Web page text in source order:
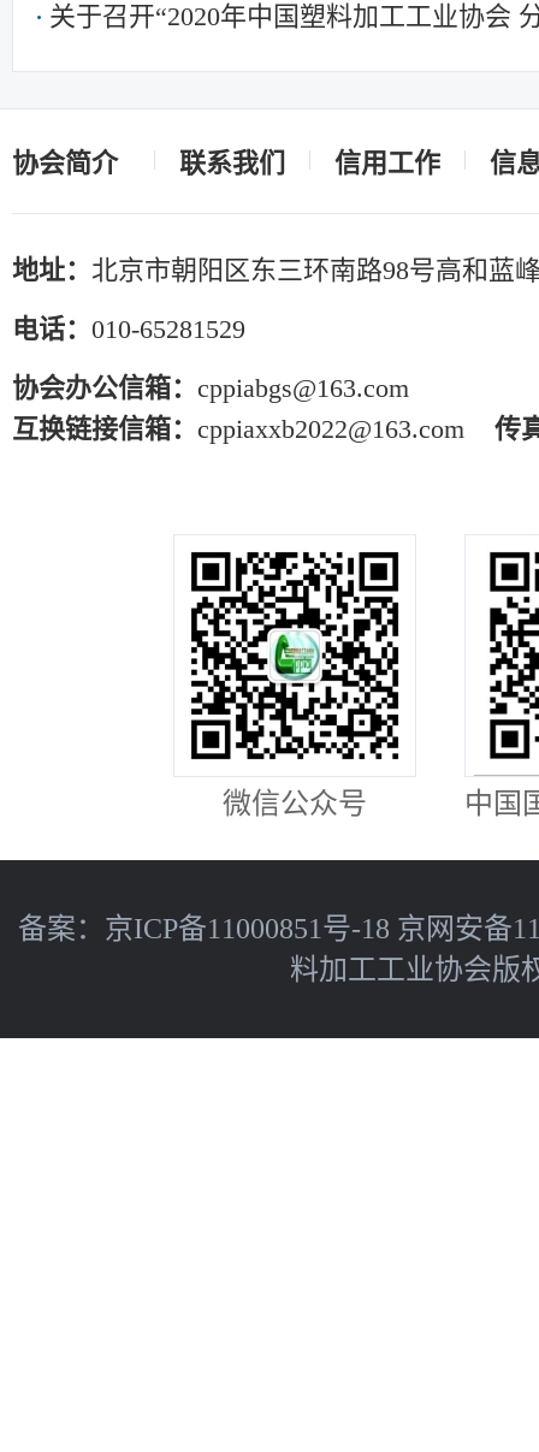
关于召开“2020年中国塑料加工工业协会
协会简介 联系我们 信用工作 信
地址： 北京市朝阳区东三环南路98号高和蓝
电话： 010-65281529
协会办公信箱： cppiabgs@163.com
互换链接信箱： cppiaxxb2022@163.com 传
微信公众号 中国
备案： 京ICP备11000851号-18 京网安备
料加工工业协会版